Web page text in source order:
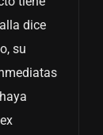
dice
su